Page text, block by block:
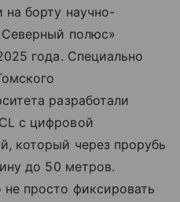
на борту научно-
полюс»
года. Специально
разработали
с цифровой
который через прорубь
до 50 метров.
просто фиксировать